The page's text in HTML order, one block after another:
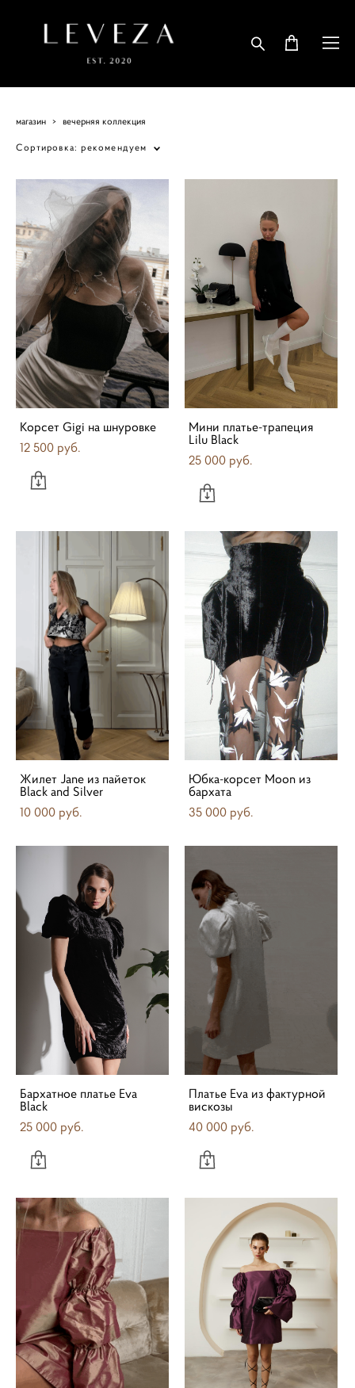
магазин > вечерняя коллекция
Сортировка: рекомендуем
Корсет Gigi на шнуровке
12 500 pуб.
Мини платье-трапеция
Lilu Black
25 000 pуб.
Жилет Jane из пайеток
Black and Silver
10 000 pуб.
Юбка-корсет Moon из
бархата
35 000 pуб.
Бархатное платье Eva
Black
25 000 pуб.
Платье Eva из фактурной
вискозы
40 000 pуб.